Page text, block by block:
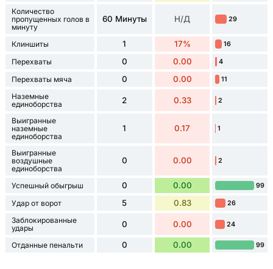
Количество
пропущенных голов в
минуту
60 Минуты Н/Д 29
Клиншиты 1 17% 16
Перехваты 0 0.00 4
Перехваты мяча 0 0.00 11
Наземные
единоборства
2 0.33 2
Выигранные
наземные
единоборства
1 0.17 1
Выигранные
воздушные
единоборства
0 0.00 2
Успешный обыгрыш 0 0.00 99
Удар от ворот 5 0.83 26
Заблокированные
удары
0 0.00 24
Отданные пенальти 0 0.00 99